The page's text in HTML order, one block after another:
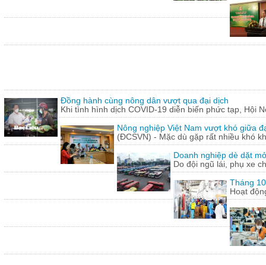
Đồng hành cùng nông dân vượt qua đại dịch
Khi tình hình dịch COVID-19 diễn biến phức tạp, Hội
Nông nghiệp Việt Nam vượt khó giữa
(ĐCSVN) - Mặc dù gặp rất nhiều khó
Doanh nghiệp dè dặt
Do đội ngũ lái, phụ xe
Tháng
Hoạt